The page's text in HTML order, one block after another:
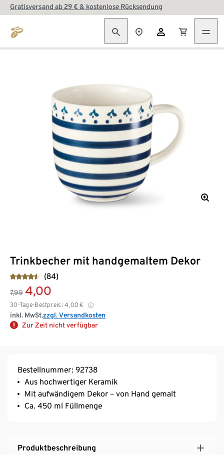
Gratisversand ab 29 € & kostenlose Rücksendung
Trinkbecher mit handgemaltem Dekor
(84)
7,99 4,00
30-Tage-Bestpreis: 4,00 €
inkl. MwSt.zzgl. Versandkosten
Zur Zeit nicht verfügbar
Bestellnummer: 92738
Aus hochwertiger Keramik
Mit aufwändigem Dekor – von Hand gemalt
Ca. 450 ml Füllmenge
Produktbeschreibung